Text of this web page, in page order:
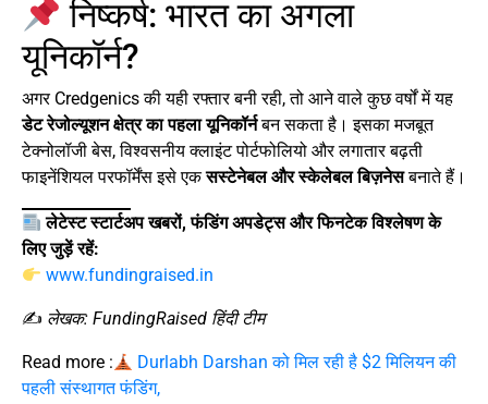
निष्कर्ष: भारत का अगला
यूनिकॉर्न?
अगर Credgenics की यही रफ्तार बनी रही, तो आने वाले कुछ वर्षों में यह
डेट रेजोल्यूशन क्षेत्र का पहला यूनिकॉर्नबन सकता है। इसका मजबूत
टेक्नोलॉजी बेस, विश्वसनीय क्लाइंट पोर्टफोलियो और लगातार बढ़ती
फाइनेंशियल परफॉर्मेंस इसे एकसस्टेनेबल और स्केलेबल बिज़नेसबनाते हैं।
लेटेस्ट स्टार्टअप खबरों, फंडिंग अपडेट्स और फिनटेक विश्लेषण के
लिए जुड़ें रहें:
www.fundingraised.in
✍️ लेखक: FundingRaised हिंदी टीम
Read more :
Durlabh Darshan को मिल रही है $2 मिलियन की
पहली संस्थागत फंडिंग,